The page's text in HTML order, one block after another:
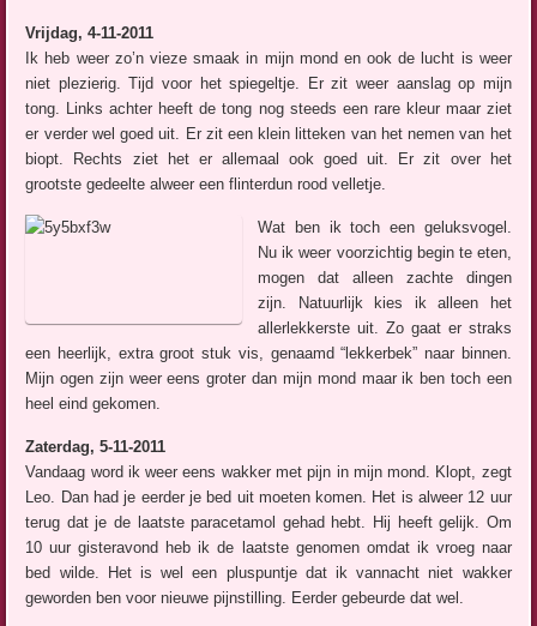
Vrijdag, 4-11-2011
Ik heb weer zo’n vieze smaak in mijn mond en ook de lucht is weer
niet plezierig. Tijd voor het spiegeltje. Er zit weer aanslag op mijn
tong. Links achter heeft de tong nog steeds een rare kleur maar ziet
er verder wel goed uit. Er zit een klein litteken van het nemen van het
biopt. Rechts ziet het er allemaal ook goed uit. Er zit over het
grootste gedeelte alweer een flinterdun rood velletje.
Wat ben ik toch een geluksvogel.
Nu ik weer voorzichtig begin te eten,
mogen dat alleen zachte dingen
zijn. Natuurlijk kies ik alleen het
allerlekkerste uit. Zo gaat er straks
een heerlijk, extra groot stuk vis, genaamd “lekkerbek” naar binnen.
Mijn ogen zijn weer eens groter dan mijn mond maar ik ben toch een
heel eind gekomen.
Zaterdag, 5-11-2011
Vandaag word ik weer eens wakker met pijn in mijn mond. Klopt, zegt
Leo. Dan had je eerder je bed uit moeten komen. Het is alweer 12 uur
terug dat je de laatste paracetamol gehad hebt. Hij heeft gelijk. Om
10 uur gisteravond heb ik de laatste genomen omdat ik vroeg naar
bed wilde. Het is wel een pluspuntje dat ik vannacht niet wakker
geworden ben voor nieuwe pijnstilling. Eerder gebeurde dat wel.